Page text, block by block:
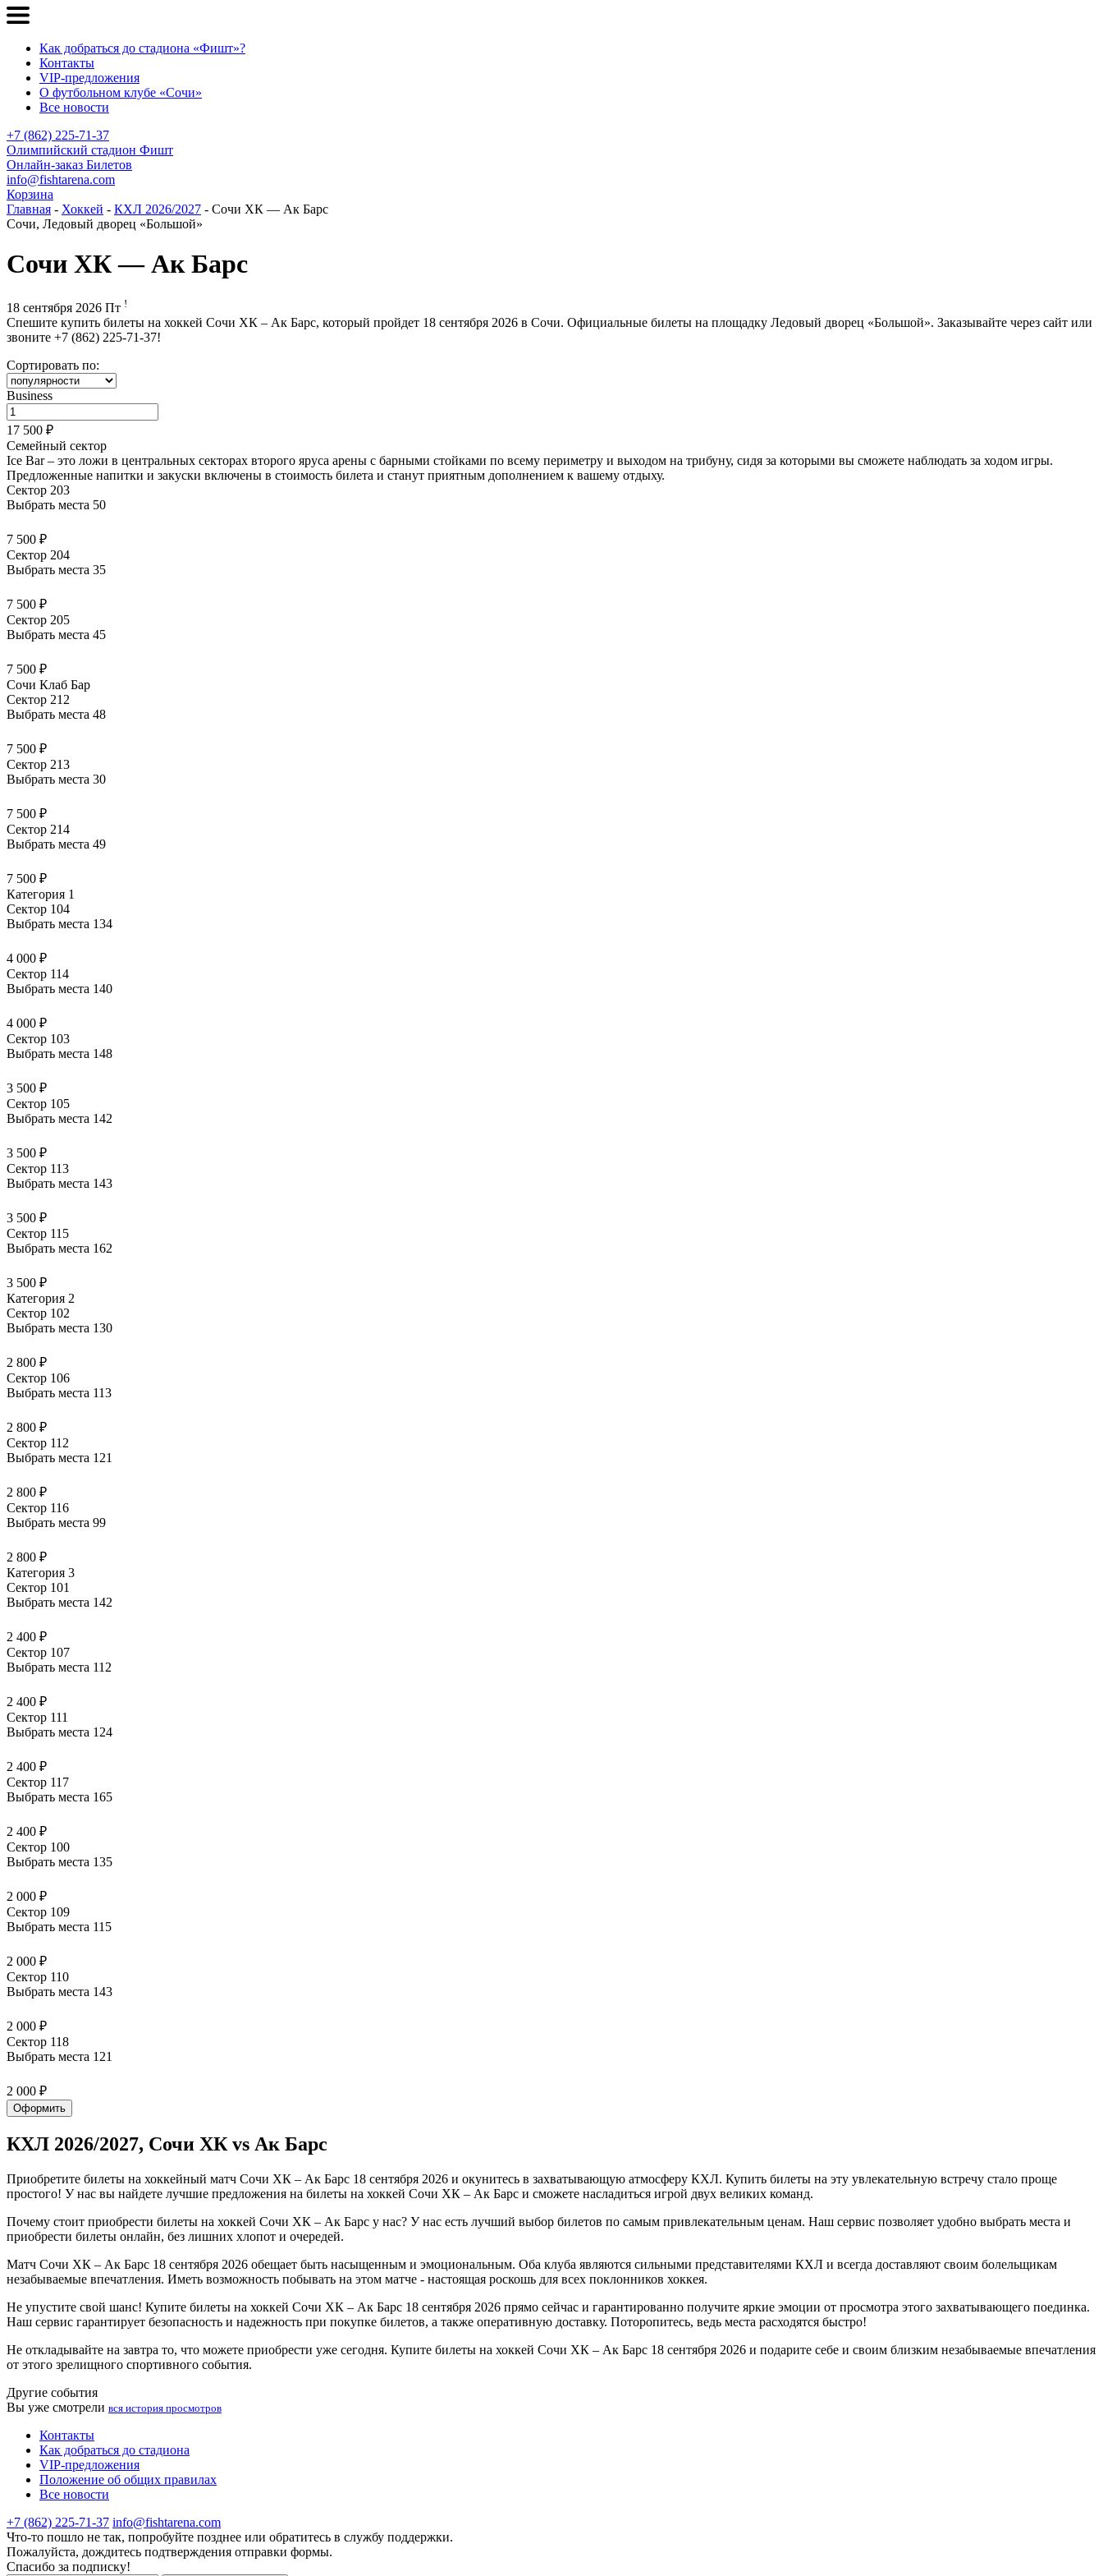
Как добраться до стадиона «Фишт»?
Контакты
VIP-предложения
О футбольном клубе «Сочи»
Все новости
+7 (862) 225-71-37
Олимпийский стадион Фишт
Онлайн-заказ Билетов
info@fishtarena.com
Корзина
Главная - Хоккей - КХЛ 2026/2027 - Сочи ХК — Ак Барс
Сочи, Ледовый дворец «Большой»
Сочи ХК — Ак Барс
18 сентября 2026 Пт !
Спешите купить билеты на хоккей Сочи ХК – Ак Барс, который пройдет 18 сентября 2026 в Сочи. Официальные билеты на площадку Ледовый дворец «Большой». Заказывайте через сайт или
звоните +7 (862) 225-71-37!
Сортировать по:
Business
17 500 ₽
Семейный сектор
Ice Bar – это ложи в центральных секторах второго яруса арены с барными стойками по всему периметру и выходом на трибуну, сидя за которыми вы сможете наблюдать за ходом игры.
Предложенные напитки и закуски включены в стоимость билета и станут приятным дополнением к вашему отдыху.
Сектор 203
Выбрать места 50
7 500 ₽
Сектор 204
Выбрать места 35
7 500 ₽
Сектор 205
Выбрать места 45
7 500 ₽
Сочи Клаб Бар
Сектор 212
Выбрать места 48
7 500 ₽
Сектор 213
Выбрать места 30
7 500 ₽
Сектор 214
Выбрать места 49
7 500 ₽
Категория 1
Сектор 104
Выбрать места 134
4 000 ₽
Сектор 114
Выбрать места 140
4 000 ₽
Сектор 103
Выбрать места 148
3 500 ₽
Сектор 105
Выбрать места 142
3 500 ₽
Сектор 113
Выбрать места 143
3 500 ₽
Сектор 115
Выбрать места 162
3 500 ₽
Категория 2
Сектор 102
Выбрать места 130
2 800 ₽
Сектор 106
Выбрать места 113
2 800 ₽
Сектор 112
Выбрать места 121
2 800 ₽
Сектор 116
Выбрать места 99
2 800 ₽
Категория 3
Сектор 101
Выбрать места 142
2 400 ₽
Сектор 107
Выбрать места 112
2 400 ₽
Сектор 111
Выбрать места 124
2 400 ₽
Сектор 117
Выбрать места 165
2 400 ₽
Сектор 100
Выбрать места 135
2 000 ₽
Сектор 109
Выбрать места 115
2 000 ₽
Сектор 110
Выбрать места 143
2 000 ₽
Сектор 118
Выбрать места 121
2 000 ₽
Оформить
КХЛ 2026/2027, Сочи ХК vs Ак Барс
Приобретите билеты на хоккейный матч Сочи ХК – Ак Барс 18 сентября 2026 и окунитесь в захватывающую атмосферу КХЛ. Купить билеты на эту увлекательную встречу стало проще
простого! У нас вы найдете лучшие предложения на билеты на хоккей Сочи ХК – Ак Барс и сможете насладиться игрой двух великих команд.
Почему стоит приобрести билеты на хоккей Сочи ХК – Ак Барс у нас? У нас есть лучший выбор билетов по самым привлекательным ценам. Наш сервис позволяет удобно выбрать места и
приобрести билеты онлайн, без лишних хлопот и очередей.
Матч Сочи ХК – Ак Барс 18 сентября 2026 обещает быть насыщенным и эмоциональным. Оба клуба являются сильными представителями КХЛ и всегда доставляют своим болельщикам
незабываемые впечатления. Иметь возможность побывать на этом матче - настоящая роскошь для всех поклонников хоккея.
Не упустите свой шанс! Купите билеты на хоккей Сочи ХК – Ак Барс 18 сентября 2026 прямо сейчас и гарантированно получите яркие эмоции от просмотра этого захватывающего поединка.
Наш сервис гарантирует безопасность и надежность при покупке билетов, а также оперативную доставку. Поторопитесь, ведь места расходятся быстро!
Не откладывайте на завтра то, что можете приобрести уже сегодня. Купите билеты на хоккей Сочи ХК – Ак Барс 18 сентября 2026 и подарите себе и своим близким незабываемые впечатления
от этого зрелищного спортивного события.
Другие события
Вы уже смотрели вся история просмотров
Контакты
Как добраться до стадиона
VIP-предложения
Положение об общих правилах
Все новости
+7 (862) 225-71-37 info@fishtarena.com
Что-то пошло не так, попробуйте позднее или обратитесь в службу поддержки.
Пожалуйста, дождитесь подтверждения отправки формы.
Спасибо за подписку!